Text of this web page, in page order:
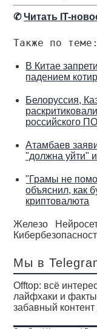
✆Читать IT-
Также по теме:
В Китае
падением
Белоруссия,
российского
Атамбаев
"должна уйти"
"Грамы не
объяснил, как
криптовалюта
Железо
Мы в
Offtop: всё
лайфхаки и
забавный